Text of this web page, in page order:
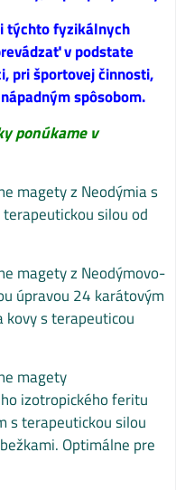
týchto fyzikálnych
v podstate
pri športovej činnosti,
spôsobom.
ponúkame v
magety z Neodýmia s
silou od
magety z Neodýmovo-
úpravou 24 karátovým
s terapeuticou
magety
izotropického feritu
s terapeutickou silou
Optimálne pre